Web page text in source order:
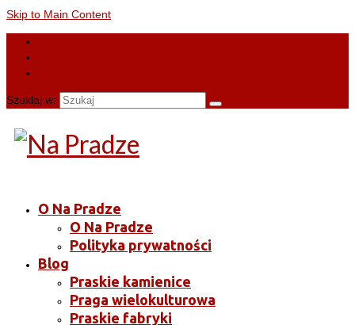
Skip to Main Content
Szuklaj w:
O Na Pradze
O Na Pradze
Polityka prywatności
Blog
Praskie kamienice
Praga wielokulturowa
Praskie fabryki